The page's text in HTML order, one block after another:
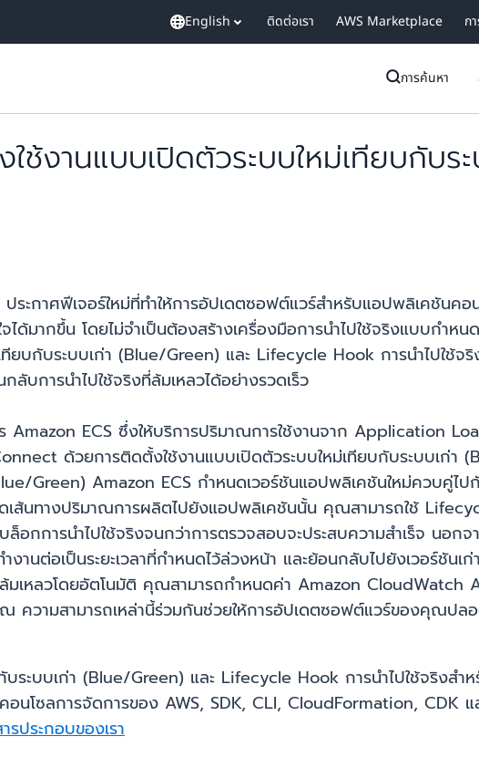
English ติดต่อเรา AWS Marketplace ก
การค้นหา
งานแบบเปิดตัวระบบใหม่เทียบกับระ
ประกาศฟีเจอร์ใหม่ที่ทำให้การอัปเดตซอฟต์แวร์สำหรับแอปพลิเคชันค
ด้มากขึ้น โดยไม่จำเป็นต้องสร้างเครื่องมือการนำไปใช้จริงแบบกำห
ยบกับระบบเก่า (Blue/Green) และ Lifecycle Hook การนำไปใช้
บการนำไปใช้จริงที่ล้มเหลวได้อย่างรวดเร็ว
ECS ซึ่งให้บริการปริมาณการใช้งานจาก Application
ด้วยการติดตั้งใช้งานแบบเปิดตัวระบบใหม่เทียบกับระบบเก่า
Green) Amazon ECS กำหนดเวอร์ชันแอปพลิเคชันใหม่ควบคู่ไปกั
ส้นทางปริมาณการผลิตไปยังแอปพลิเคชันนั้น คุณสามารถใช้
อกการนำไปใช้จริงจนกว่าการตรวจสอบจะประสบความสำเร็จ นอก
ต่อเป็นระยะเวลาที่กำหนดไว้ล่วงหน้า และย้อนกลับไปยังเวอร์ชันเก่
เหลวโดยอัตโนมัติ คุณสามารถกำหนดค่า Amazon CloudWatch
ณ ความสามารถเหล่านี้ร่วมกันช่วยให้การอัปเดตซอฟต์แวร์ของคุณป
ระบบเก่า (Blue/Green) และ Lifecycle Hook การนำไปใช้จริงสำ
นโซลการจัดการของ AWS, SDK, CLI, CloudFormation, CDK
รประกอบของเรา